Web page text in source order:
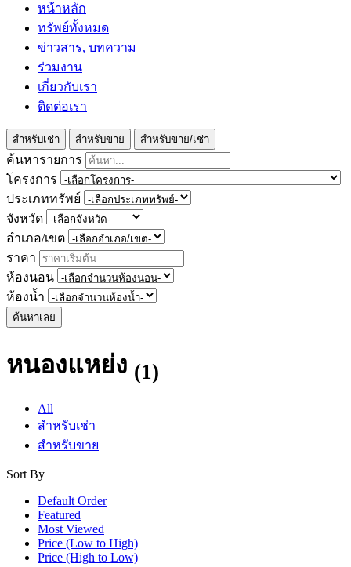
หน้าหลัก
ทรัพย์ทั้งหมด
ข่าวสาร, บทความ
ร่วมงาน
เกี่ยวกับเรา
ติดต่อเรา
สำหรับเช่า สำหรับขาย สำหรับขาย/เช่า
ค้นหารายการ
โครงการ
ประเภททรัพย์
จังหวัด
อำเภอ/เขต
ราคา
ห้องนอน
ห้องน้ำ
ค้นหาเลย
หนองแหย่ง (1)
All
สำหรับเช่า
สำหรับขาย
Sort By
Default Order
Featured
Most Viewed
Price (Low to High)
Price (High to Low)